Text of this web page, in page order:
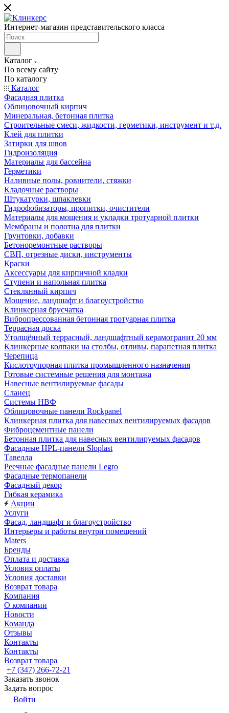
Интернет-магазин представительского класса
Каталог
По всему сайту
По каталогу
Каталог
Фасадная плитка
Облицовочный кирпич
Минеральная, бетонная плитка
Строительные смеси, жидкости, герметики, инструмент и т.д.
Клей для плитки
Затирки для швов
Гидроизоляция
Материалы для бассейна
Герметики
Наливные полы, ровнители, стяжки
Кладочные растворы
Штукатурки, шпаклевки
Гидрофобизаторы, пропитки, очистители
Материалы для мощения и укладки тротуарной плитки
Мембраны и полотна для плитки
Грунтовки, добавки
Бетоноремонтные растворы
СВП, отрезные диски, инструменты
Краски
Аксессуары для кирпичной кладки
Ступени и напольная плитка
Cтеклянный кирпич
Мощение, ландшафт и благоустройство
Клинкерная брусчатка
Вибропрессованная бетонная тротуарная плитка
Террасная доска
Утолщённый террасный, ландшафтный керамогранит 20 мм
Клинкерные колпаки на столбы, отливы, парапетная плитка
Черепица
Кислотоупорная плитка промышленного назначения
Готовые системные решения для монтажа
Навесные вентилируемые фасады
Сланец
Системы НВФ
Облицовочные панели Rockpanel
Клинкерная плитка для навесных вентилируемых фасадов
Фиброцементные панели
Бетонная плитка для навесных вентилируемых фасадов
Фасадные HPL-панели Sloplast
Тавелла
Реечные фасадные панели Legro
Фасадные термопанели
Фасадный декор
Гибкая керамика
Акции
Услуги
Фасад, ландшафт и благоустройство
Интерьеры и работы внутри помещений
Maters
Бренды
Оплата и доставка
Условия оплаты
Условия доставки
Возврат товара
Компания
О компании
Новости
Команда
Отзывы
Контакты
Контакты
Возврат товара
+7 (347) 266-72-21
Заказать звонок
Задать вопрос
Войти